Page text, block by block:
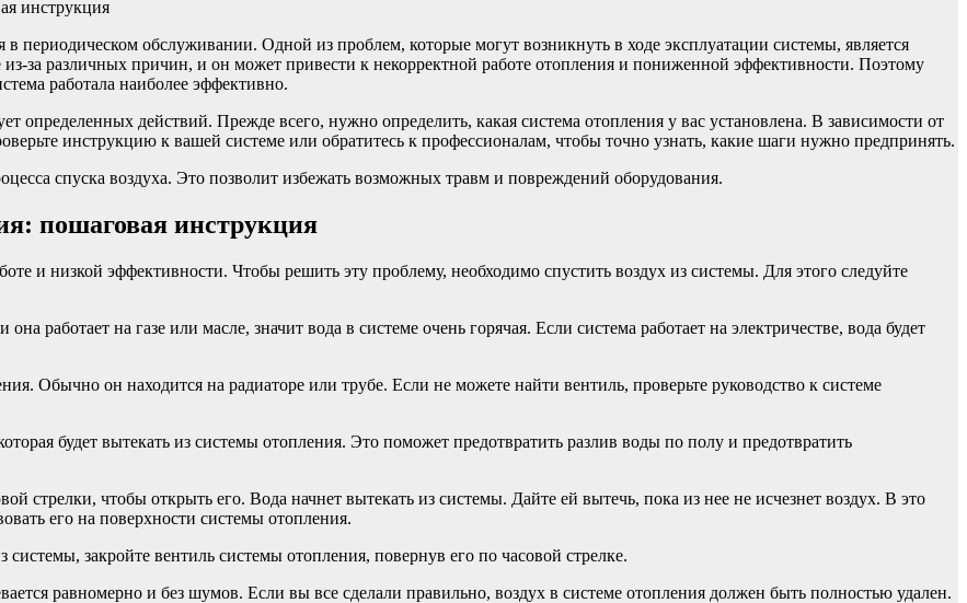
обслуживании. Одной из проблем, которые могут возникнуть в ходе эксплуатации системы, является
из-за различных причин, и он может привести к некорректной работе отопления и пониженной эффективности. Поэтому
работала наиболее эффективно.
определенных действий. Прежде всего, нужно определить, какая система отопления у вас установлена. В зависимости от
инструкцию к вашей системе или обратитесь к профессионалам, чтобы точно узнать, какие шаги нужно предпринять.
спуска воздуха. Это позволит избежать возможных травм и повреждений оборудования.
пошаговая инструкция
и низкой эффективности. Чтобы решить эту проблему, необходимо спустить воздух из системы. Для этого следуйте
работает на газе или масле, значит вода в системе очень горячая. Если система работает на электричестве, вода будет
Обычно он находится на радиаторе или трубе. Если не можете найти вентиль, проверьте руководство к системе
будет вытекать из системы отопления. Это поможет предотвратить разлив воды по полу и предотвратить
стрелки, чтобы открыть его. Вода начнет вытекать из системы. Дайте ей вытечь, пока из нее не исчезнет воздух. В это
его на поверхности системы отопления.
системы, закройте вентиль системы отопления, повернув его по часовой стрелке.
равномерно и без шумов. Если вы все сделали правильно, воздух в системе отопления должен быть полностью удален.